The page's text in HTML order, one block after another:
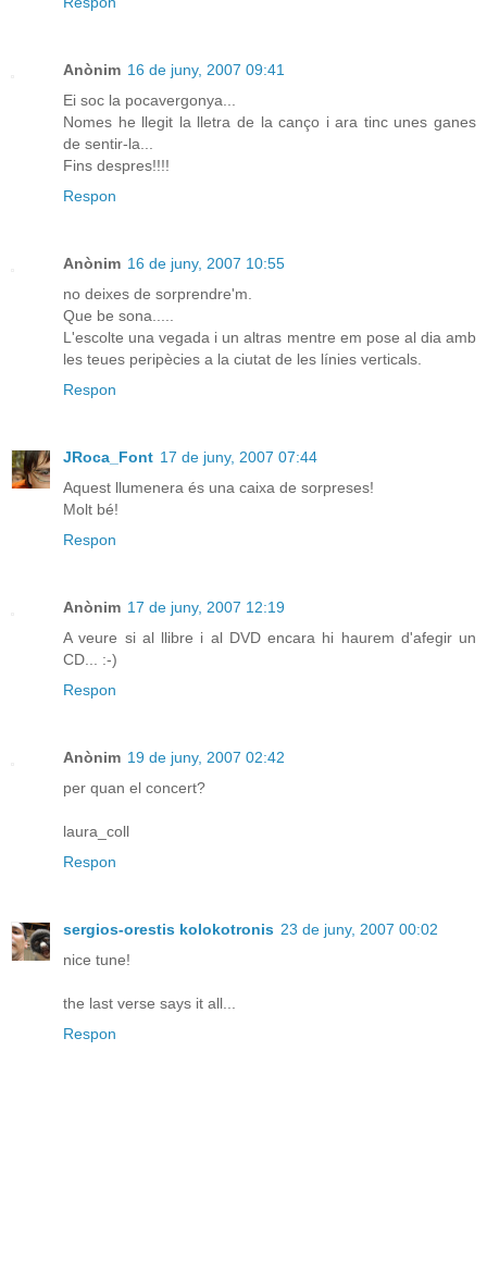
Anònim 16 de juny, 2007 09:41
Ei soc la pocavergonya...
Nomes he llegit la lletra de la canço i ara tinc unes ganes
de sentir-la...
Fins despres!!!!
Respon
Anònim 16 de juny, 2007 10:55
no deixes de sorprendre'm.
Que be sona.....
L'escolte una vegada i un altras mentre em pose al dia amb
les teues peripècies a la ciutat de les línies verticals.
Respon
JRoca_Font 17 de juny, 2007 07:44
Aquest llumenera és una caixa de sorpreses!
Molt bé!
Respon
Anònim 17 de juny, 2007 12:19
A veure si al llibre i al DVD encara hi haurem d'afegir un
CD... :-)
Respon
Anònim 19 de juny, 2007 02:42
per quan el concert?
laura_coll
Respon
sergios-orestis kolokotronis 23 de juny, 2007 00:02
nice tune!
the last verse says it all...
Respon